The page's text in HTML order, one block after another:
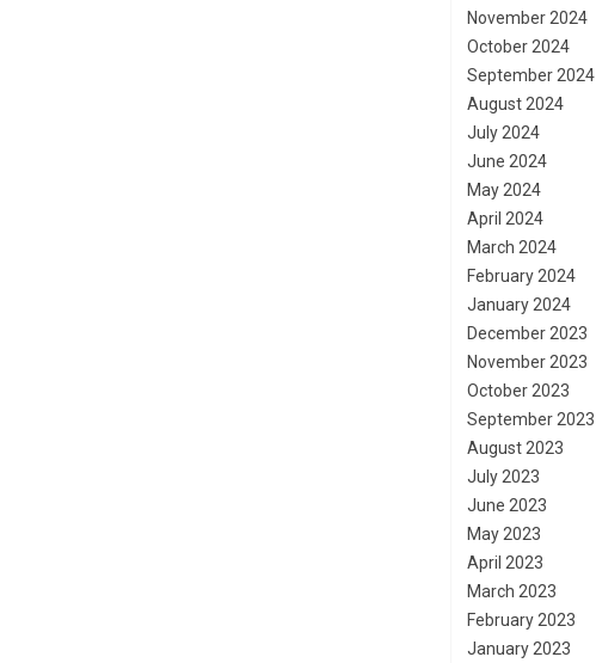
November 2024
October 2024
September 2024
August 2024
July 2024
June 2024
May 2024
April 2024
March 2024
February 2024
January 2024
December 2023
November 2023
October 2023
September 2023
August 2023
July 2023
June 2023
May 2023
April 2023
March 2023
February 2023
January 2023